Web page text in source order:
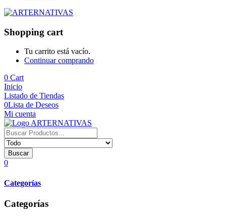
Shopping cart
Tu carrito está vacío.
Continuar comprando
0 Cart
Inicio
Listado de Tiendas
0Lista de Deseos
Mi cuenta
Buscar
0
Categorías
Categorías